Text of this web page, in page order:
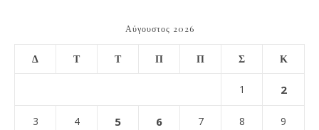
Αύγουστος 2026
Δ Τ Τ Π Π Σ Κ
1 2
3 4 5 6 7 8 9